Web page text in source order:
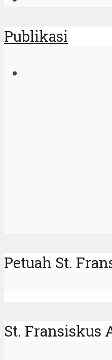
Publikasi
Petuah St.
St. Fransiskus